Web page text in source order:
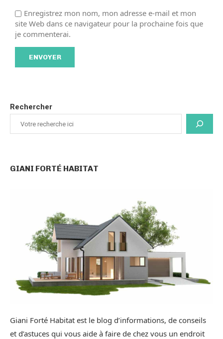
Enregistrez mon nom, mon adresse e-mail et mon
site Web dans ce navigateur pour la prochaine fois que
je commenterai.
Rechercher
GIANI FORTÉ HABITAT
Giani Forté Habitat est le blog d’informations, de conseils
et d’astuces qui vous aide à faire de chez vous un endroit